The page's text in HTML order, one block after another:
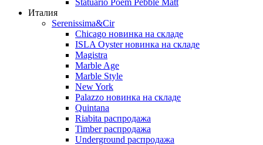
Statuario Poem Pebble Matt
Италия
Serenissima&Cir
Chicago новинка на складе
ISLA Oyster новинка на складе
Magistra
Marble Age
Marble Style
New York
Palazzo новинка на складе
Quintana
Riabita распродажа
Timber распродажа
Underground распродажа